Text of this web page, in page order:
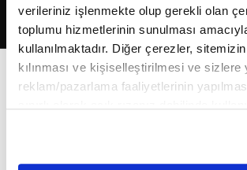
verileriniz işlenmekte olup gerekli olan
toplumu hizmetlerinin sunulması
kullanılmaktadır. Diğer çerezler,
kılınması ve kişiselleştirilmesi ve sizlere
reklam/pazarlama faaliyetlerinin
belirleyebilirsiniz. Çerezlere ilişkin
Ayarlar butonuna tıklayabilir,Çerez